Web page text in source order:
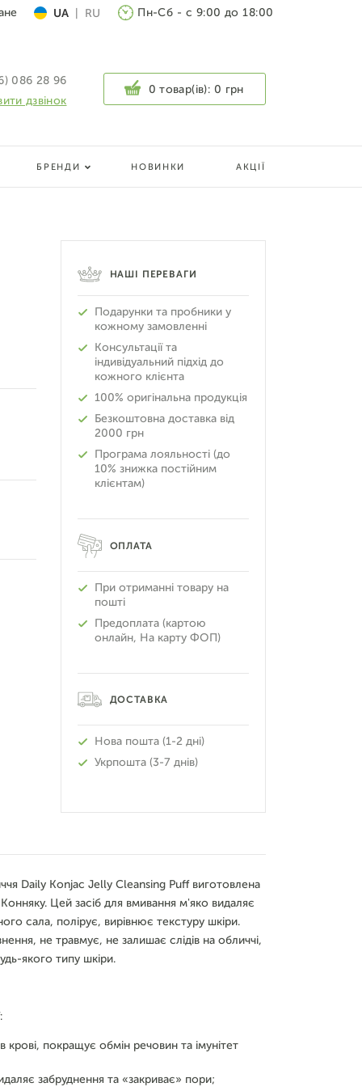
UA RU Пн-Сб - с 9:00 до 18:00
086 28 96
дзвінок
0 товар(ів): 0 грн
БРЕНДИ НОВИНКИ АКЦІЇ
НАШІ ПЕРЕВАГИ
Подарунки та пробники у
кожному замовленні
Консультації та
індивідуальний підхід до
кожного клієнта
100% оригінальна продукція
Безкоштовна доставка від
2000 грн
Програма лояльності (до
10% знижка постійним
клієнтам)
ОПЛАТА
При отриманні товару на
пошті
Предоплата (картою
онлайн, На карту ФОП)
ДОСТАВКА
Нова пошта (1-2 дні)
Укрпошта (3-7 днів)
Daily Konjac Jelly Cleansing Puff виготовлена
Конняку. Цей засіб для вмивання м'яко видаляє
сала, полірує, вирівнює текстуру шкіри.
не травмує, не залишає слідів на обличчі,
якого типу шкіри.
покращує обмін речовин та імунітет
забруднення та «закриває» пори;